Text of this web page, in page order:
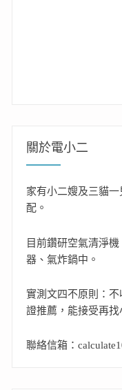
關於電小二
家有小二嫂及三貓
配。
目前鑽研空氣清淨
器、氣炸鍋中。
實測文四不原則：
證推薦，能接受再
聯絡信箱：